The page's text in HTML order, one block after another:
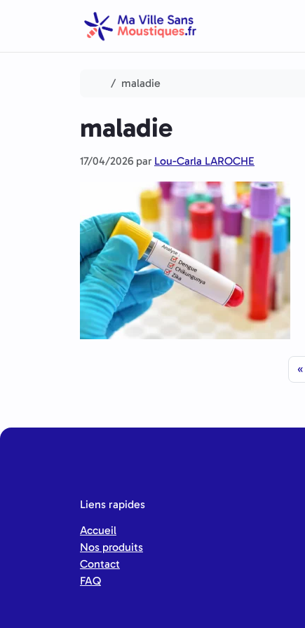
Accueil
maladie
maladie
17/04/2026 par Lou-Carla LAROCHE
Liens rapides
Accueil
Nos produits
Contact
FAQ